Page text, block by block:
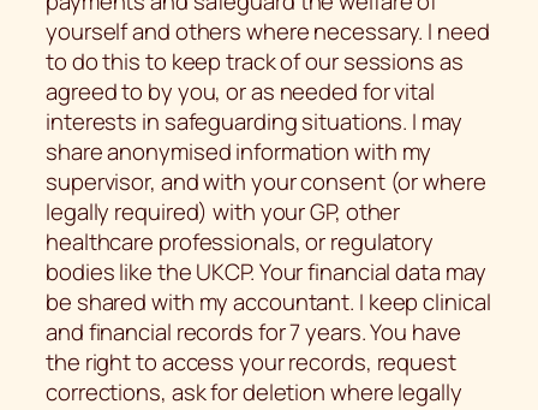
yourself and others where necessary. I need
to do this to keep track of our sessions as
agreed to by you, or as needed for vital
interests in safeguarding situations. I may
share anonymised information with my
supervisor, and with your consent (or where
legally required) with your GP, other
healthcare professionals, or regulatory
bodies like the UKCP. Your financial data may
be shared with my accountant. I keep clinical
and financial records for 7 years. You have
the right to access your records, request
corrections, ask for deletion where legally